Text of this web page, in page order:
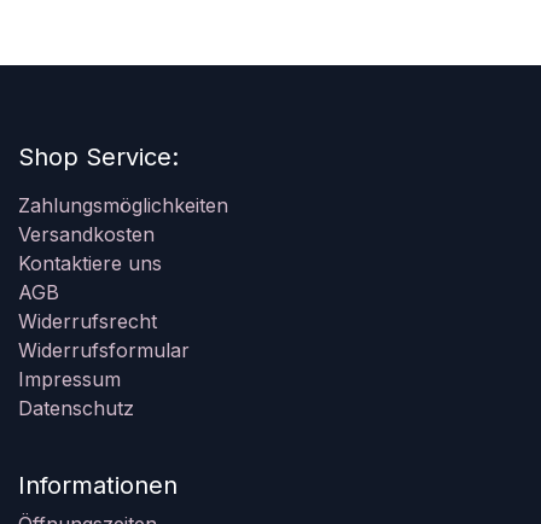
Shop Service:
Zahlungsmöglichkeiten
Versandkosten
Kontaktiere uns
AGB
Widerrufsrecht
Widerrufsformular
Impressum
Datenschutz
Informationen